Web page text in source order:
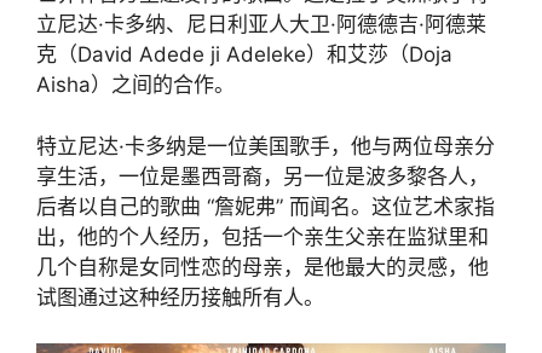
立尼达·卡多纳、尼日利亚人大卫·阿德德吉·阿德莱
克（David Adede ji Adeleke）和艾莎（Doja
Aisha）之间的合作。
特立尼达·卡多纳是一位美国歌手，他与两位母亲分
享生活，一位是墨西哥裔，另一位是波多黎各人，
后者以自己的歌曲 “詹妮弗” 而闻名。这位艺术家指
出，他的个人经历，包括一个亲生父亲在监狱里和
几个自称是女同性恋的母亲，是他最大的灵感，他
试图通过这种经历接触所有人。